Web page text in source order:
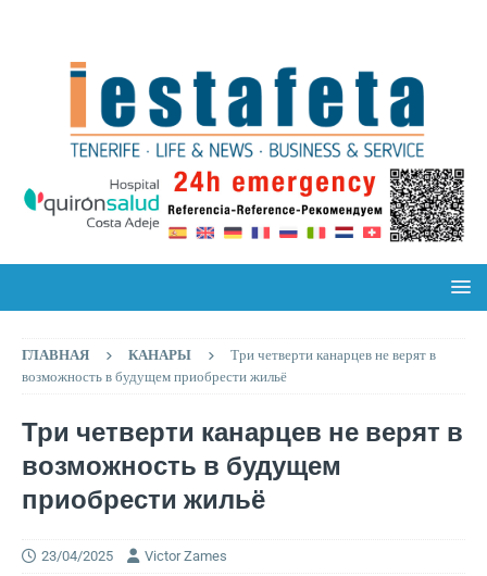
ГЛАВНАЯ КАНАРЫ
Три четверти канарцев не верят в
возможность в будущем приобрести жильё
Три четверти канарцев не верят в
возможность в будущем
приобрести жильё
23/04/2025 Victor Zames